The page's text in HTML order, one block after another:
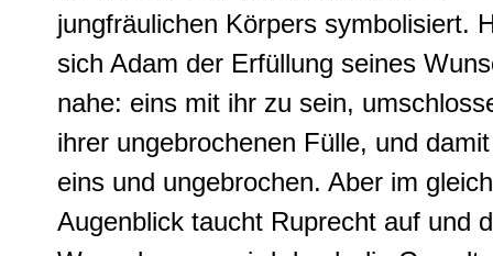
jungfräulichen Körpers symbolisiert.
sich Adam der Erfüllung seines
nahe: eins mit ihr zu sein,
ihrer ungebrochenen Fülle, und
eins und ungebrochen. Aber im
Augenblick taucht Ruprecht auf und